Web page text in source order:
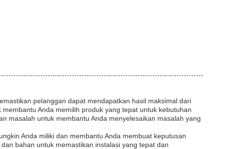
pelanggan dapat mendapatkan hasil maksimal dari
Anda memilih produk yang tepat untuk kebutuhan
masalah untuk membantu Anda menyelesaikan masalah yang
Anda miliki dan membantu Anda membuat keputusan
bahan untuk memastikan instalasi yang tepat dan